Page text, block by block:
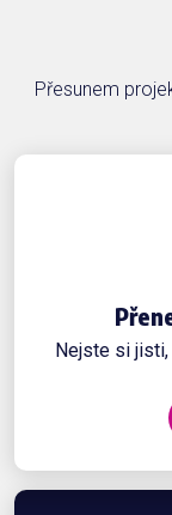
Přesunem
Nejste si